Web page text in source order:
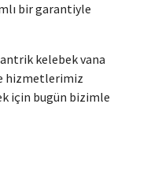
bir garantiyle
kelebek vana
hizmetlerimiz
için bugün bizimle